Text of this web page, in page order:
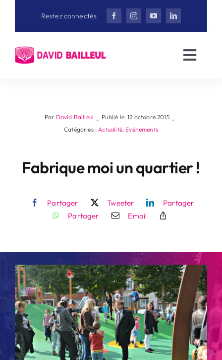
Restez connectés
David Bailleul
Vidéothèque
Rechercher:
Par David Bailleul - Publié le: 12 octobre 2015 -
Catégories :Actualité, Evénements
Fabrique moi un quartier !
Partager Tweeter
Partager
Partager
Email